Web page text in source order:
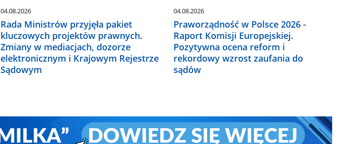
04.08.2026
Rada Ministrów przyjęła pakiet
kluczowych projektów prawnych.
Zmiany w mediacjach, dozorze
elektronicznym i Krajowym Rejestrze
Sądowym
04.08.2026
Praworządność w Polsce 2026 -
Raport Komisji Europejskiej.
Pozytywna ocena reform i
rekordowy wzrost zaufania do
sądów